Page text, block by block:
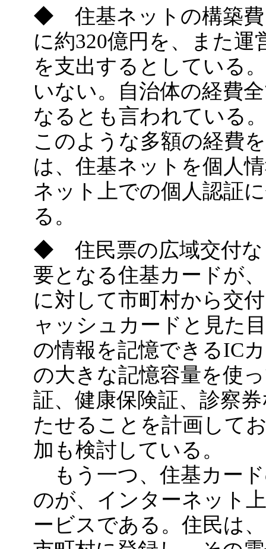
◆ 住基ネットの構築費
に約320億円を、また運
を支出するとしている
いない。自治体の経費
なるとも言われている
このような多額の経費
は、住基ネットを個人
ネット上での個人認証
る。
◆ 住民票の広域交付な
要となる住基カードが
に対して市町村から交
ャッシュカードと見た
の情報を記憶できるIC
の大きな記憶容量を使
証、健康保険証、診察
たせることを計画して
加も検討している。
もう一つ、住基カー
のが、インターネット
ービスである。住民は